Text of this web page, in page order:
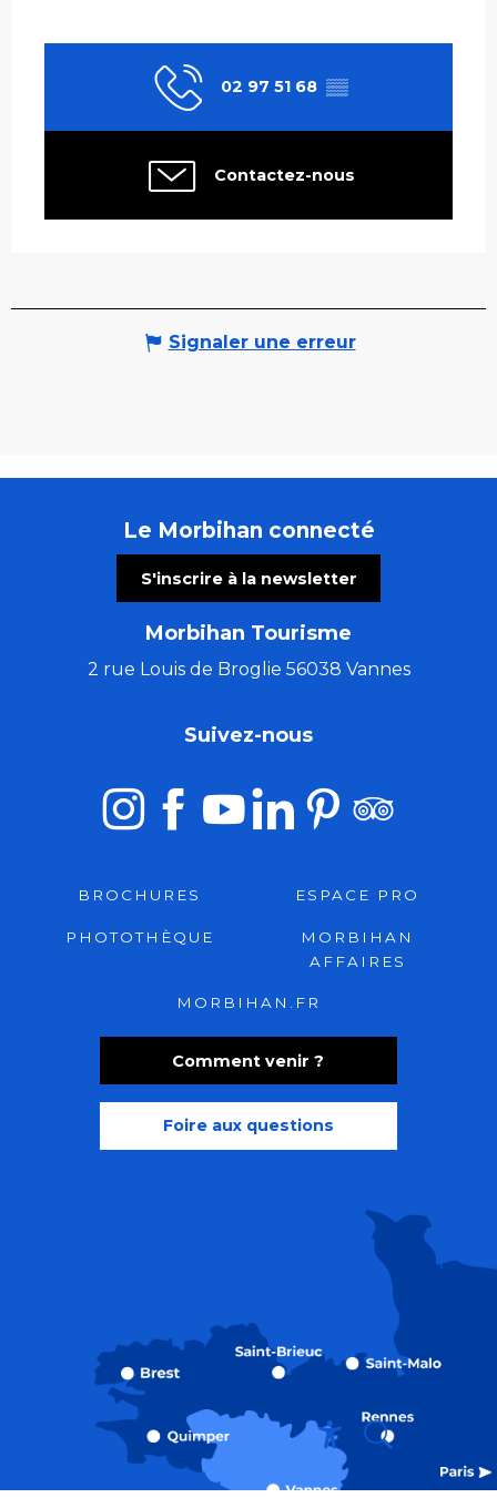
Recherche
02 97 51 68 ▒▒
Contactez-nous
Signaler une erreur
Le Morbihan connecté
S'inscrire à la newsletter
Morbihan Tourisme
2 rue Louis de Broglie 56038 Vannes
Comment venir ?
Foire aux questions
Suivez-nous
BROCHURES ESPACE PRO
PHOTOTHÈQUE
MORBIHAN
AFFAIRES
MORBIHAN.FR